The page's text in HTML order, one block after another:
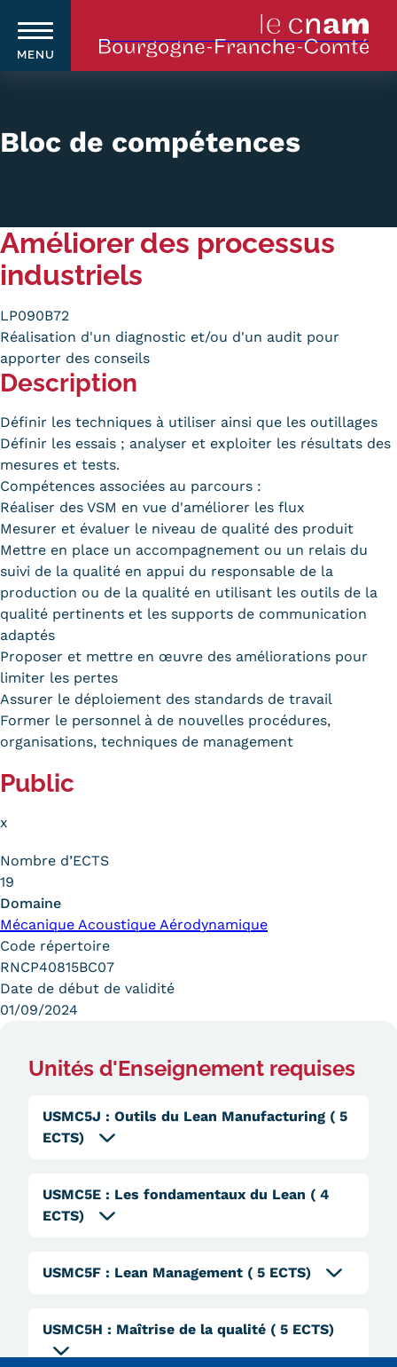
principal
MENU
principale
Le Cnam
Le Cnam en Bourgogne Franche-
Nos équipes Cnam BFC
Où sommes-nous ?
Carte lieux et centres Cnam en
BFC
Nos centres administratifs
Quoi de neuf au Cnam BFC?
Actualités
Agenda
Contact
Contacts services
Formulaire de contact
Formations
Catalogue national
Équivalences, passerelles et
Formation en présentiel
Alternance
Validation des Acquis de
Validation des études
Validation des acquis
Bloc de compétences
Améliorer des processus
industriels
LP090B72
Réalisation d'un diagnostic et/ou d'un audit pour
apporter des conseils
Description
Définir les techniques à utiliser ainsi que les outillages
Définir les essais ; analyser et exploiter les résultats des
mesures et tests.
Compétences associées au parcours :
Réaliser des VSM en vue d'améliorer les flux
Mesurer et évaluer le niveau de qualité des produit
Mettre en place un accompagnement ou un relais du
suivi de la qualité en appui du responsable de la
production ou de la qualité en utilisant les outils de la
qualité pertinents et les supports de communication
adaptés
Proposer et mettre en œuvre des améliorations pour
limiter les pertes
Assurer le déploiement des standards de travail
Former le personnel à de nouvelles procédures,
organisations, techniques de management
Public
x
Nombre d’ECTS
19
Domaine
Mécanique Acoustique Aérodynamique
Code répertoire
RNCP40815BC07
Date de début de validité
01/09/2024
Unités d'Enseignement requises
USMC5J : Outils du Lean Manufacturing ( 5
ECTS)
USMC5E : Les fondamentaux du Lean ( 4
ECTS)
USMC5F : Lean Management ( 5 ECTS)
USMC5H : Maîtrise de la qualité ( 5 ECTS)